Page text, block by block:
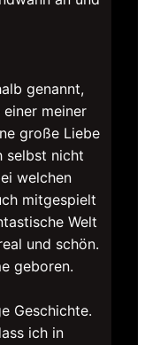
genannt,
meiner
große Liebe
selbst nicht
welchen
mitgespielt
Welt
und schön.
geboren.
Geschichte.
ich in